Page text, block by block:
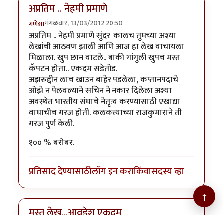
अप्रतिम .. नेहमी प्रमाणे
गणेशामंगळवार, 13/03/2012 20:50
अप्रतिम .. नेहमी प्रमाणे सुंदर. कालच तुमच्या अश्या
लेखांची आठवण झाली आणि आज हा लेख वाचायला
मिळाला. खुप छान वाटले.. बाकी गांगुली खुपच मस्त
कॅपटन होता.. एकदम सडेतोड.
अझरुद्दीन लाच खाउन बाहेर पडलेला, कप्तानपदाचे
ओझे न पेलवल्याने सचिन ने नकार दिलेला अश्या
अवस्थेत भारतीय संघाचे नेतृत्व करण्यासाठी एखाद्या
वाघाचीच गरज होती. कलकत्त्याच्या राजकुमाराने ती
गरज पुर्ण केली.
१०० % बरोबर.
प्रतिसाद देण्यासाठीलॉग इन कराकिंवासदस्य व्हा
↑